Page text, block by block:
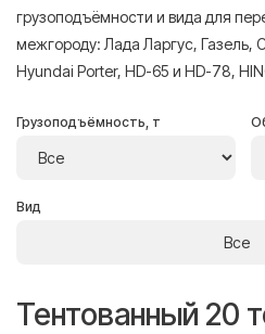
грузоподъёмности и вида для
межгороду: Лада Ларгус, Газель,
Hyundai Porter, HD-65 и HD-78,
Грузоподъёмность, т
Вид
Тентованный 20